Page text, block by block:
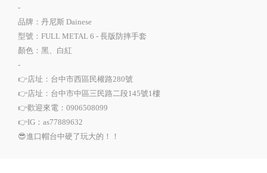
-
品牌：丹尼斯 Dainese
型號：FULL METAL 6 - 長版防摔手套
顏色：黑、白紅
-
👉店址：台中市西區民權路280號
👉店址：台中市中區三民路二段145號1樓
👉歡迎來電：0906508099
👉IG：as77889632
😎進口帽台中硬了玩大的！！